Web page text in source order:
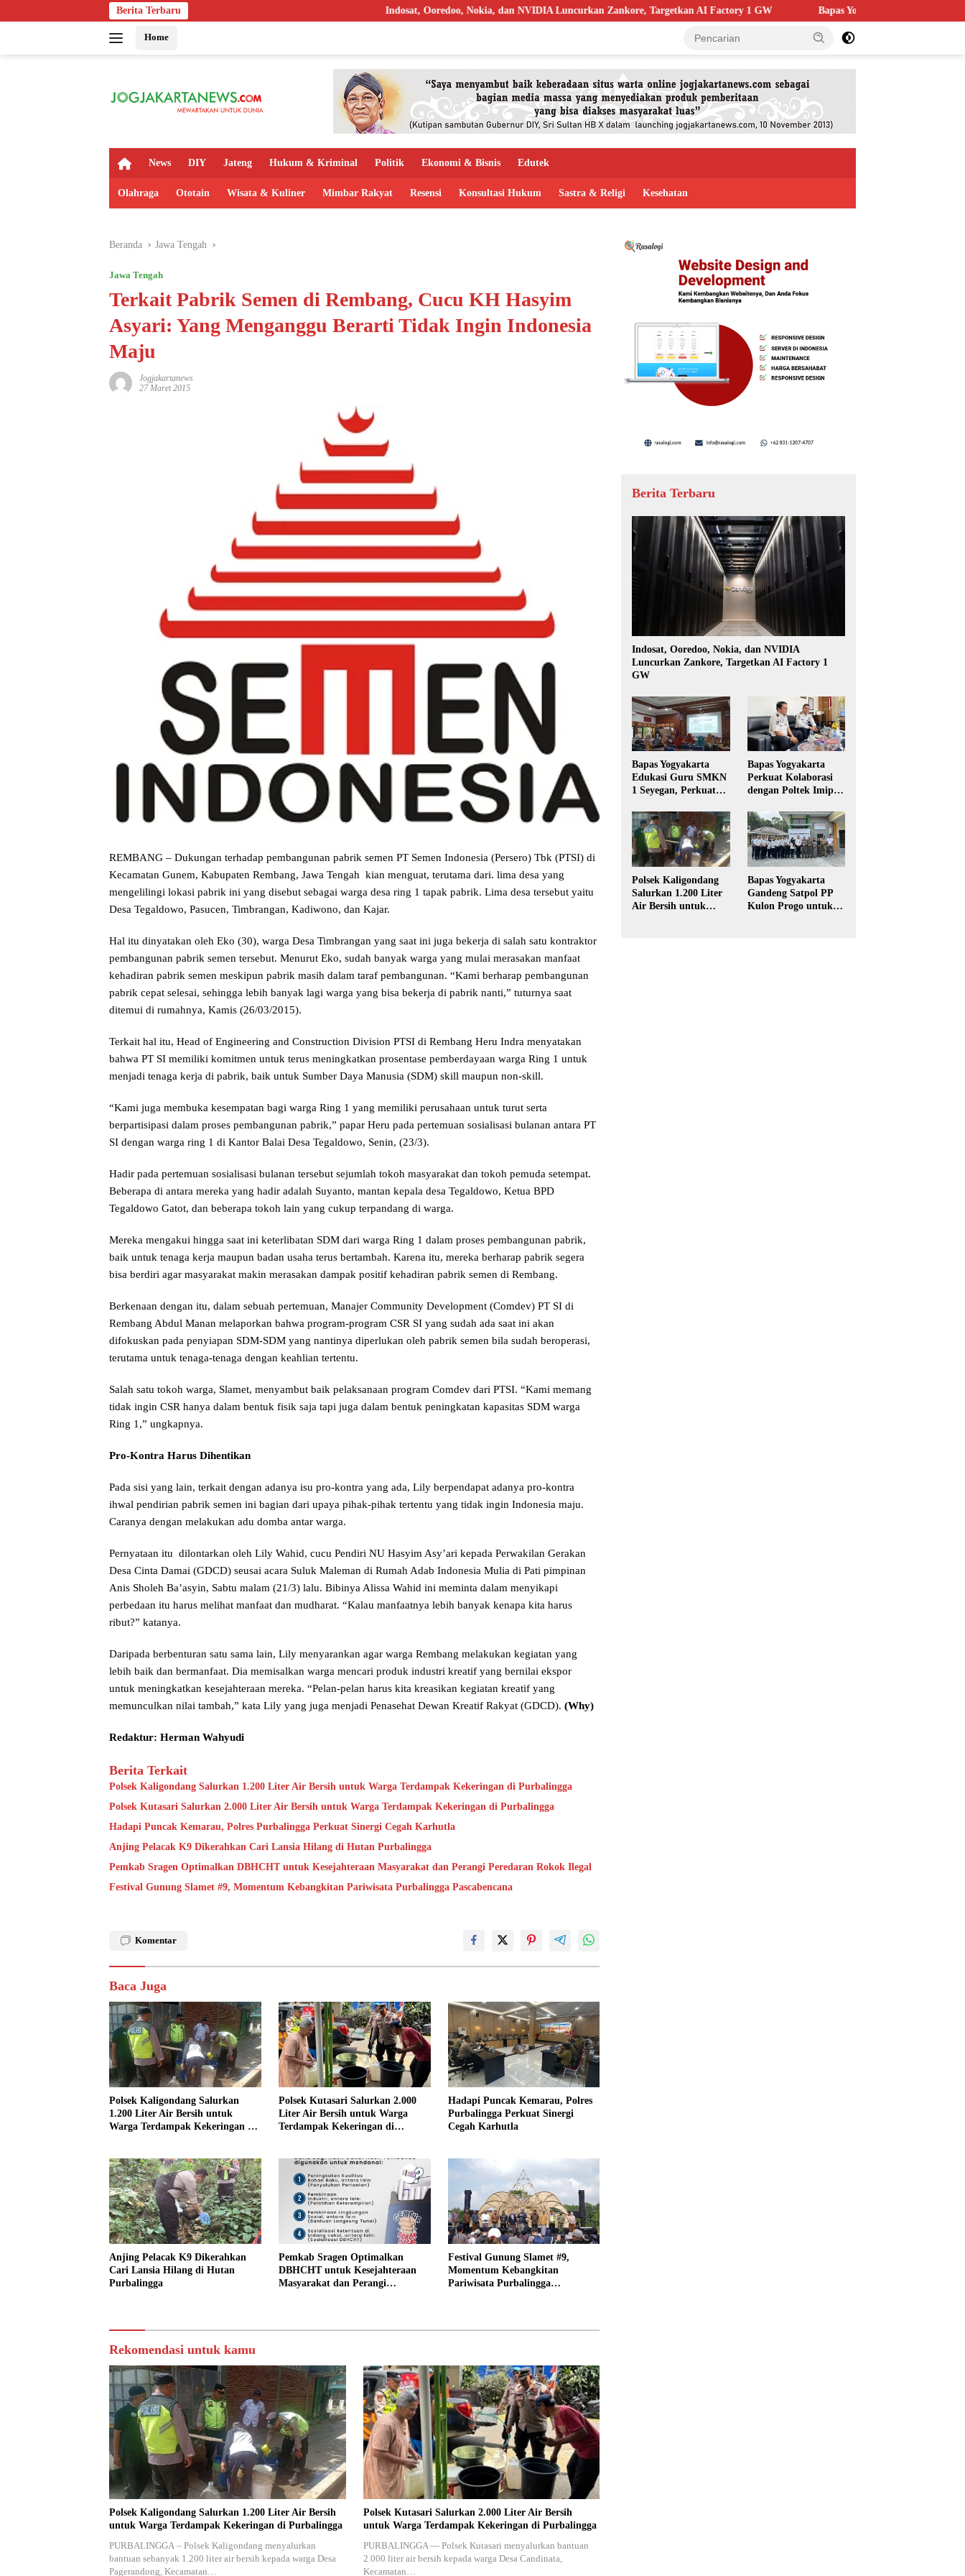
ke
Berita Terbaru Indosat, Ooredoo, Nokia, dan NVIDIA Luncurkan Zankore, Targetkan AI Factory 1 GW Bapas Yogyakarta Edukasi Guru SMKN 1 Seyegan,
Home
H
m
News DIY Jateng Hukum & Kriminal Politik Ekonomi & Bisnis Edutek
Olahraga Ototain Wisata & Kuliner Mimbar Rakyat Resensi Konsultasi Hukum Sastra & Religi Kesehatan
Beranda Jawa Tengah
Jawa Tengah
Terkait Pabrik Semen di Rembang, Cucu KH Hasyim
Asyari: Yang Menganggu Berarti Tidak Ingin Indonesia
Maju
Jogjakartanews
27 Maret 2015
REMBANG – Dukungan terhadap pembangunan pabrik semen PT Semen Indonesia (Persero) Tbk (PTSI) di
Kecamatan Gunem, Kabupaten Rembang, Jawa Tengah kian menguat, terutama dari. lima desa yang
mengelilingi lokasi pabrik ini yang disebut sebagai warga desa ring 1 tapak pabrik. Lima desa tersebut yaitu
Desa Tegaldowo, Pasucen, Timbrangan, Kadiwono, dan Kajar.
Hal itu dinyatakan oleh Eko (30), warga Desa Timbrangan yang saat ini juga bekerja di salah satu kontraktor
pembangunan pabrik semen tersebut. Menurut Eko, sudah banyak warga yang mulai merasakan manfaat
kehadiran pabrik semen meskipun pabrik masih dalam taraf pembangunan. “Kami berharap pembangunan
pabrik cepat selesai, sehingga lebih banyak lagi warga yang bisa bekerja di pabrik nanti,” tuturnya saat
ditemui di rumahnya, Kamis (26/03/2015).
Terkait hal itu, Head of Engineering and Construction Division PTSI di Rembang Heru Indra menyatakan
bahwa PT SI memiliki komitmen untuk terus meningkatkan prosentase pemberdayaan warga Ring 1 untuk
menjadi tenaga kerja di pabrik, baik untuk Sumber Daya Manusia (SDM) skill maupun non-skill.
“Kami juga membuka kesempatan bagi warga Ring 1 yang memiliki perusahaan untuk turut serta
berpartisipasi dalam proses pembangunan pabrik,” papar Heru pada pertemuan sosialisasi bulanan antara PT
SI dengan warga ring 1 di Kantor Balai Desa Tegaldowo, Senin, (23/3).
Hadir pada pertemuan sosialisasi bulanan tersebut sejumlah tokoh masyarakat dan tokoh pemuda setempat.
Beberapa di antara mereka yang hadir adalah Suyanto, mantan kepala desa Tegaldowo, Ketua BPD
Tegaldowo Gatot, dan beberapa tokoh lain yang cukup terpandang di warga.
Mereka mengakui hingga saat ini keterlibatan SDM dari warga Ring 1 dalam proses pembangunan pabrik,
baik untuk tenaga kerja maupun badan usaha terus bertambah. Karena itu, mereka berharap pabrik segera
bisa berdiri agar masyarakat makin merasakan dampak positif kehadiran pabrik semen di Rembang.
Berkenaan dengan itu, dalam sebuah pertemuan, Manajer Community Development (Comdev) PT SI di
Rembang Abdul Manan melaporkan bahwa program-program CSR SI yang sudah ada saat ini akan
difokuskan pada penyiapan SDM-SDM yang nantinya diperlukan oleh pabrik semen bila sudah beroperasi,
terutama untuk tenaga-tenaga dengan keahlian tertentu.
Salah satu tokoh warga, Slamet, menyambut baik pelaksanaan program Comdev dari PTSI. “Kami memang
tidak ingin CSR hanya dalam bentuk fisik saja tapi juga dalam bentuk peningkatan kapasitas SDM warga
Ring 1,” ungkapnya.
Pro-Kontra Harus Dihentikan
Pada sisi yang lain, terkait dengan adanya isu pro-kontra yang ada, Lily berpendapat adanya pro-kontra
ihwal pendirian pabrik semen ini bagian dari upaya pihak-pihak tertentu yang tidak ingin Indonesia maju.
Caranya dengan melakukan adu domba antar warga.
Pernyataan itu dilontarkan oleh Lily Wahid, cucu Pendiri NU Hasyim Asy’ari kepada Perwakilan Gerakan
Desa Cinta Damai (GDCD) seusai acara Suluk Maleman di Rumah Adab Indonesia Mulia di Pati pimpinan
Anis Sholeh Ba’asyin, Sabtu malam (21/3) lalu. Bibinya Alissa Wahid ini meminta dalam menyikapi
perbedaan itu harus melihat manfaat dan mudharat. “Kalau manfaatnya lebih banyak kenapa kita harus
ribut?” katanya.
Daripada berbenturan satu sama lain, Lily menyarankan agar warga Rembang melakukan kegiatan yang
lebih baik dan bermanfaat. Dia memisalkan warga mencari produk industri kreatif yang bernilai ekspor
untuk meningkatkan kesejahteraan mereka. “Pelan-pelan harus kita kreasikan kegiatan kreatif yang
memunculkan nilai tambah,” kata Lily yang juga menjadi Penasehat Dewan Kreatif Rakyat (GDCD). (Why)
Redaktur: Herman Wahyudi
Berita Terkait
Polsek Kaligondang Salurkan 1.200 Liter Air Bersih untuk Warga Terdampak Kekeringan di Purbalingga
Polsek Kutasari Salurkan 2.000 Liter Air Bersih untuk Warga Terdampak Kekeringan di Purbalingga
Hadapi Puncak Kemarau, Polres Purbalingga Perkuat Sinergi Cegah Karhutla
Anjing Pelacak K9 Dikerahkan Cari Lansia Hilang di Hutan Purbalingga
Pemkab Sragen Optimalkan DBHCHT untuk Kesejahteraan Masyarakat dan Perangi Peredaran Rokok Ilegal
Festival Gunung Slamet #9, Momentum Kebangkitan Pariwisata Purbalingga Pascabencana
Komentar
Baca Juga
Polsek Kaligondang Salurkan
1.200 Liter Air Bersih untuk
Warga Terdampak Kekeringan di
Polsek Kutasari Salurkan 2.000
Liter Air Bersih untuk Warga
Terdampak Kekeringan di
Hadapi Puncak Kemarau, Polres
Purbalingga Perkuat Sinergi
Cegah Karhutla
Anjing Pelacak K9 Dikerahkan
Cari Lansia Hilang di Hutan
Purbalingga
Pemkab Sragen Optimalkan
DBHCHT untuk Kesejahteraan
Masyarakat dan Perangi
Festival Gunung Slamet #9,
Momentum Kebangkitan
Pariwisata Purbalingga
Rekomendasi untuk kamu
Polsek Kaligondang Salurkan 1.200 Liter Air Bersih
untuk Warga Terdampak Kekeringan di Purbalingga
PURBALINGGA – Polsek Kaligondang menyalurkan
bantuan sebanyak 1.200 liter air bersih kepada warga Desa
Pagerandong, Kecamatan…
Polsek Kutasari Salurkan 2.000 Liter Air Bersih
untuk Warga Terdampak Kekeringan di Purbalingga
PURBALINGGA — Polsek Kutasari menyalurkan bantuan
2.000 liter air bersih kepada warga Desa Candinata,
Kecamatan…
Berita Terbaru
Indosat, Ooredoo, Nokia, dan NVIDIA
Luncurkan Zankore, Targetkan AI Factory 1
GW
Bapas Yogyakarta
Edukasi Guru SMKN
1 Seyegan, Perkuat
Hukum di Sekolah
Bapas Yogyakarta
Perkuat Kolaborasi
dengan Poltek Imipas,
Magang Taruna
Polsek Kaligondang
Salurkan 1.200 Liter
Air Bersih untuk
Bapas Yogyakarta
Gandeng Satpol PP
Kulon Progo untuk